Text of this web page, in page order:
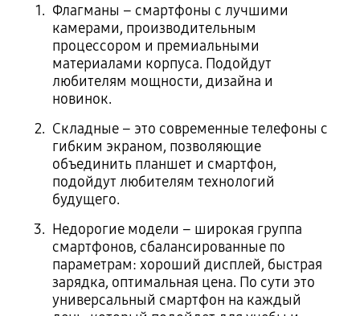
Флагманы – смартфоны с лучшими
камерами, производительным
процессором и премиальными
материалами корпуса. Подойдут
любителям мощности, дизайна и
новинок.
Складные – это современные телефоны с
гибким экраном, позволяющие
объединить планшет и смартфон,
подойдут любителям технологий
будущего.
Недорогие модели – широкая группа
смартфонов, сбалансированные по
параметрам: хороший дисплей, быстрая
зарядка, оптимальная цена. По сути это
универсальный смартфон на каждый